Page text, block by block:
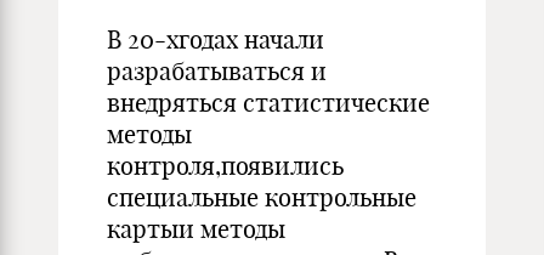
В 20-хгодах начали
разрабатываться и
внедряться статисти­ческие
методы
контроля,появились
специальные контрольные
картыи методы